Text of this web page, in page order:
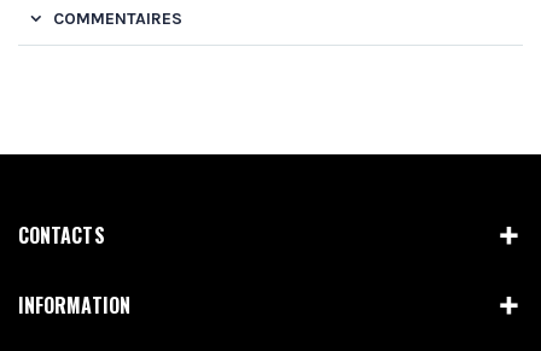
COMMENTAIRES
CONTACTS
INFORMATION